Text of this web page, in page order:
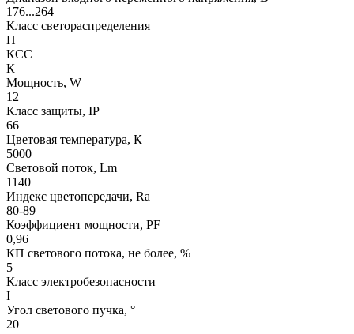
176...264
Класс светораспределения
П
КСС
К
Мощность, W
12
Класс защиты, IP
66
Цветовая температура, К
5000
Световой поток, Lm
1140
Индекс цветопередачи, Ra
80-89
Коэффициент мощности, PF
0,96
КП светового потока, не более, %
5
Класс электробезопасности
I
Угол светового пучка, °
20